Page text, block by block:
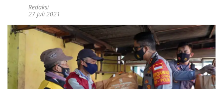
Redaksi
27 Juli 2021